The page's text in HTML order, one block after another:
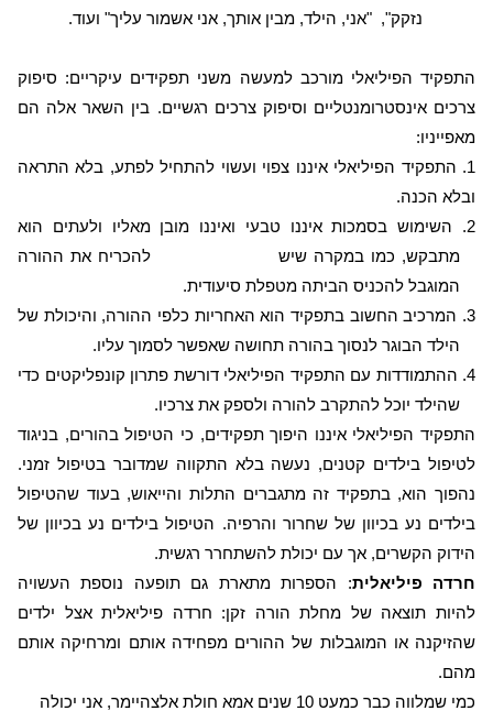
נזקק", "אני, הילד, מבין אותך, אני אשמור עליך" ועוד.
התפקיד הפיליאלי מורכב למעשה משני תפקידים עיקריים: סיפוק
צרכים אינסטרומנטליים וסיפוק צרכים רגשיים. בין השאר אלה הם
מאפייניו:
1. התפקיד הפיליאלי איננו צפוי ועשוי להתחיל לפתע, בלא התראה
ובלא הכנה.
2. השימוש בסמכות איננו טבעי ואיננו מובן מאליו ולעתים הוא
מתבקש, כמו במקרה שיש
להכריח את ההורה
המוגבל להכניס הביתה מטפלת סיעודית.
3. המרכיב החשוב בתפקיד הוא האחריות כלפי ההורה, והיכולת של
הילד הבוגר לנסוך בהורה תחושה שאפשר לסמוך עליו.
4. ההתמודדות עם התפקיד הפיליאלי דורשת פתרון קונפליקטים כדי
שהילד יוכל להתקרב להורה ולספק את צרכיו.
התפקיד הפיליאלי איננו היפוך תפקידים, כי הטיפול בהורים, בניגוד
לטיפול בילדים קטנים, נעשה בלא התקווה שמדובר בטיפול זמני.
נהפוך הוא, בתפקיד זה מתגברים התלות והייאוש, בעוד שהטיפול
בילדים נע בכיוון של שחרור והרפיה. הטיפול בילדים נע בכיוון של
הידוק הקשרים, אך עם יכולת להשתחרר רגשית.
חרדה פיליאלית: הספרות מתארת גם תופעה נוספת העשויה
להיות תוצאה של מחלת הורה זקן: חרדה פיליאלית אצל ילדים
שהזיקנה או המוגבלות של ההורים מפחידה אותם ומרחיקה אותם
מהם.
כמי שמלווה כבר כמעט 10 שנים אמא חולת אלצהיימר, אני יכולה